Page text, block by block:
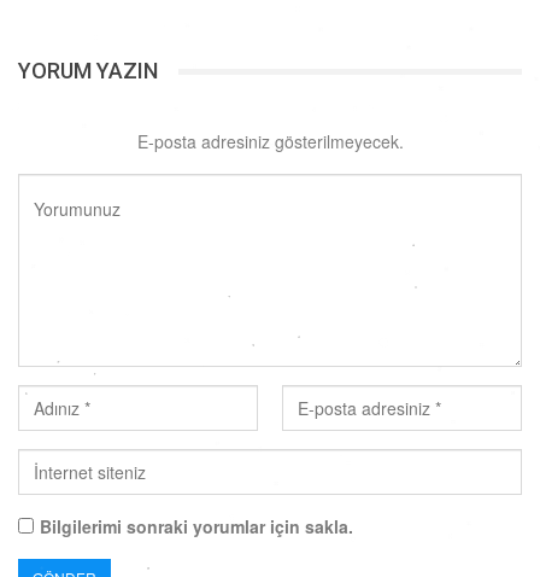
YORUM YAZIN
E-posta adresiniz gösterilmeyecek.
Bilgilerimi sonraki yorumlar için sakla.